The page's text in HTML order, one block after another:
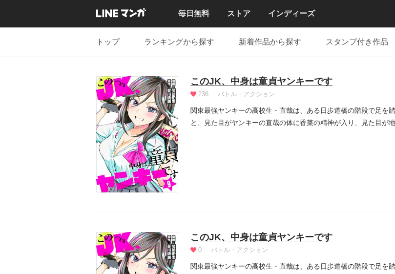
毎日無料 ストア インディーズ
トップ ランキングから探す 新着作品から探す スタンプ付き作品
このJK、中身は童貞ヤンキーです
236 バトル・アクション
関東最強ヤンキーの高校生・直哉は、ある日歩道橋の階段で足を
と、見た目がヤンキーの直哉の体に香菜の精神が入り、見た目が
このJK、中身は童貞ヤンキーです
0 バトル・アクション
関東最強ヤンキーの高校生・直哉は、ある日歩道橋の階段で足を